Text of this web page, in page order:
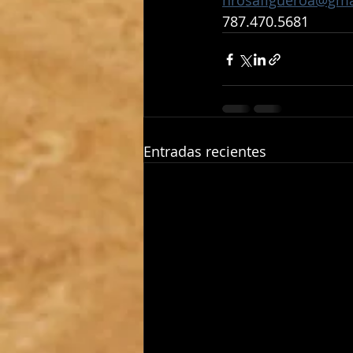
787.470.5681
Entradas recientes